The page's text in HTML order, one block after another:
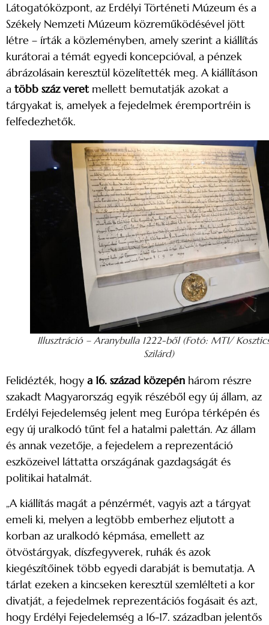
Látogatóközpont, az Erdélyi Történeti Múzeum és a
Székely Nemzeti Múzeum közreműködésével jött
létre – írták a közleményben, amely szerint a kiállítás
kurátorai a témát egyedi koncepcióval, a pénzek
ábrázolásain keresztül közelítették meg. A kiállításon
a több száz veretmellett bemutatják azokat a
tárgyakat is, amelyek a fejedelmek éremportréin is
felfedezhetők.
Illusztráció – Aranybulla 1222-ből (Fotó: MTI/
Szilárd)
Felidézték, hogy a 16. század közepén három részre
szakadt Magyarország egyik részéből egy új állam, az
Erdélyi Fejedelemség jelent meg Európa térképén és
egy új uralkodó tűnt fel a hatalmi palettán. Az állam
és annak vezetője, a fejedelem a reprezentáció
eszközeivel láttatta országának gazdagságát és
politikai hatalmát.
„A kiállítás magát a pénzérmét, vagyis azt a tárgyat
emeli ki, melyen a legtöbb emberhez eljutott a
korban az uralkodó képmása, emellett az
ötvöstárgyak, díszfegyverek, ruhák és azok
kiegészítőinek több egyedi darabját is bemutatja. A
tárlat ezeken a kincseken keresztül szemlélteti a kor
divatját, a fejedelmek reprezentációs fogásait és azt,
hogy Erdélyi Fejedelemség a 16-17. században jelentős